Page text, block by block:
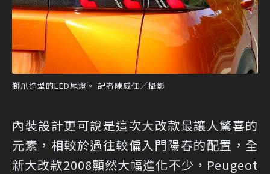
獅爪造型的LED尾燈。 記者陳威任／攝影
內裝設計更可說是這次大改款最讓人驚喜的
元素，相較於過往較偏入門陽春的配置，全
新大改款2008顯然大幅進化不少，Peugeot